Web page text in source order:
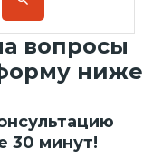
вопросы
ниже
30 минут!